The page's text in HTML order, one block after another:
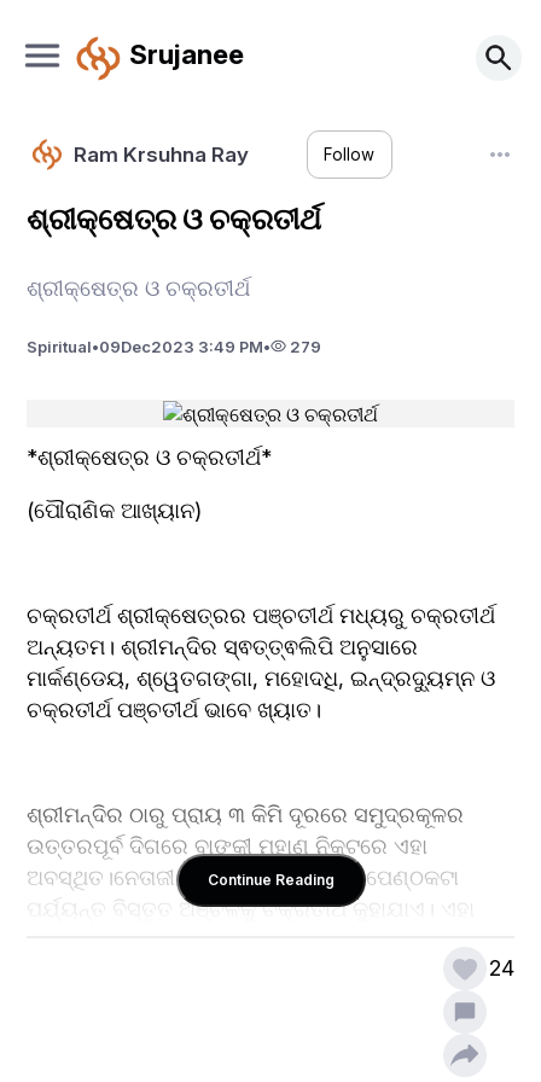
Srujanee
Ram Krsuhna Ray Follow
ଶ୍ରୀକ୍ଷେତ୍ର ଓ ଚକ୍ରତୀର୍ଥ
ଶ୍ରୀକ୍ଷେତ୍ର ଓ ଚକ୍ରତୀର୍ଥ
Spiritual•09Dec2023 3:49 PM• 279
*ଶ୍ରୀକ୍ଷେତ୍ର ଓ ଚକ୍ରତୀର୍ଥ*
(ପୌରାଣିକ ଆଖ୍ୟାନ)
ଚକ୍ରତୀର୍ଥ ଶ୍ରୀକ୍ଷେତ୍ରର ପଞ୍ଚତୀର୍ଥ ମଧ୍ୟରୁ ଚକ୍ରତୀର୍ଥ
ଅନ୍ୟତମ। ଶ୍ରୀମନ୍ଦିର ସ୍ଵତ୍ତ୍ଵଲିପି ଅନୁସାରେ
ମାର୍କଣ୍ଡେୟ, ଶ୍ୱେତଗଙ୍ଗା, ମହୋଦଧି, ଇନ୍ଦ୍ରଦ୍ୟୁମ୍ନ ଓ
ଚକ୍ରତୀର୍ଥ ପଞ୍ଚତୀର୍ଥ ଭାବେ ଖ୍ୟାତ।
ଶ୍ରୀମନ୍ଦିର ଠାରୁ ପ୍ରାୟ ୩ କିମି ଦୂରରେ ସମୁଦ୍ରକୂଳର
ଉତ୍ତରପୂର୍ବ ଦିଗରେ ବାଙ୍କୀ ମୁହାଣ ନିକଟରେ ଏହା
ଅବସ୍ଥିତ।ନେତାଜୀ ସୁବାଷ ବୋଷ ଛକ ଠାରୁ ପେଣ୍ଠକଟା
ପର୍ଯ୍ୟନ୍ତ ବିସ୍ତୃତ ଅଞ୍ଚଳକୁ ଚକ୍ରତୀର୍ଥ କୁହାଯାଏ। ଏହା
କାଳ ନିରୂପଣ କରା ଯାଇନାହିଁ। ବିଭିନ୍ନ ପୋଥି ଅନୁଯାୟୀ
ଏହାର ଇତିହାସ ମହାଭାରତ ପରବର୍ତ୍ତୀ ସମୟର। ଏଠାରେ
ହନୁମାନ (ଦରିଆ ମହାବୀର), ମହାଲକ୍ଷ୍ମୀଙ୍କ ବାପଘର
Continue Reading
24